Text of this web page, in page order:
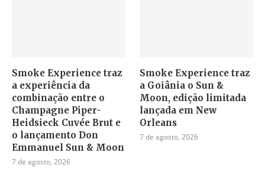
Smoke Experience traz
a experiência da
combinação entre o
Champagne Piper-
Heidsieck Cuvée Brut e
o lançamento Don
Emmanuel Sun & Moon
7 de agosto, 2026
Smoke Experience traz
a Goiânia o Sun &
Moon, edição limitada
lançada em New
Orleans
7 de agosto, 2026